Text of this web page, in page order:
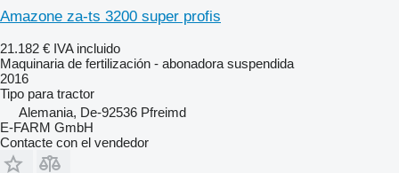
Amazone za-ts 3200 super profis
21.182 € IVA incluido
Maquinaria de fertilización - abonadora suspendida
2016
Tipo para tractor
Alemania, De-92536 Pfreimd
E-FARM GmbH
Contacte con el vendedor